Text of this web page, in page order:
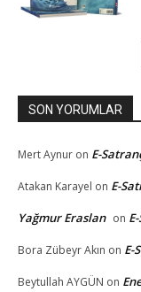
SON YORUMLAR
Mert Aynur on E-
Atakan Karayel on E-
Yağmur Eraslan on
Bora Zübeyr Akın on E-
Beytullah AYGÜN on